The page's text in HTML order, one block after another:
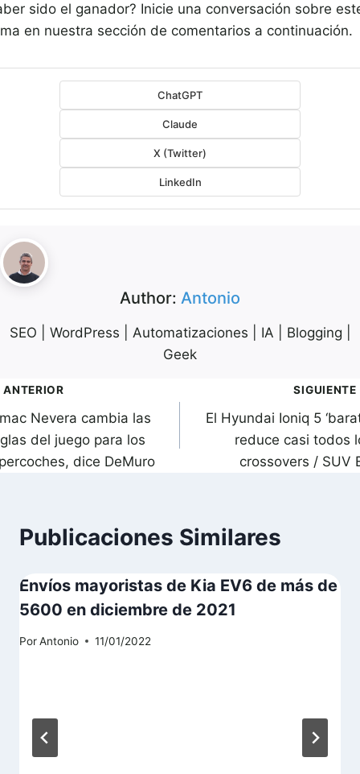
sido el ganador? Inicie una conversación sobre
en nuestra sección de comentarios a continuación.
ChatGPT
Claude
X (Twitter)
LinkedIn
Author: Antonio
SEO | WordPress | Automatizaciones | IA | Blogging |
Geek
ANTERIOR
Nevera cambia las
del juego para los
dice DeMuro
SIGUIENTE
El Hyundai Ioniq 5
reduce casi todos
crossovers / SUV
Publicaciones Similares
Envíos mayoristas de Kia EV6 de más de
5600 en diciembre de 2021
PorAntonio 11/01/2022